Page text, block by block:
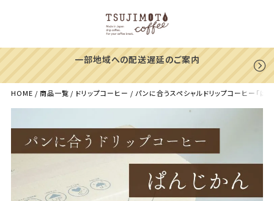
一部地域への配送遅延のご案内
HOME 商品一覧 ドリップコーヒー パンに合うスペシャルドリップコーヒー「